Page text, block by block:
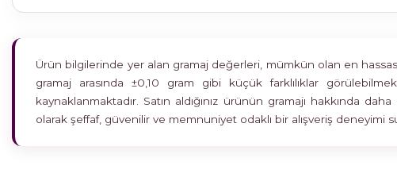
Ürün bilgilerinde yer alan gramaj değerleri, mümkün olan en
gramaj arasında ±0,10 gram gibi küçük farklılıklar
kaynaklanmaktadır. Satın aldığınız ürünün gramajı hakkında
olarak şeffaf, güvenilir ve memnuniyet odaklı bir alışveriş deneyimi